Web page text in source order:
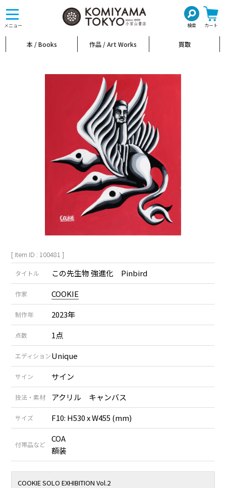
メニュー 検索 カート
toggle
navigation
本 / Books 作品 / Art Works 買取
[ Item ID : 100481 ]
タイトル この先生物 強進化 Pinbird
作家 COOKIE
制作年 2023年
点数 1点
エディションUnique
サイン サイン
技法・素材 アクリル キャンバス
サイズ F10: H530 x W455 (mm)
付帯品など
COA
額装
COOKIE SOLO EXHIBITION Vol.2